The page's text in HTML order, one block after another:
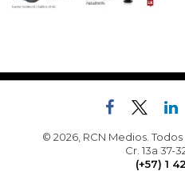
© 2026, RCN Medios.
Cr. 13a 37-
(+57) 1